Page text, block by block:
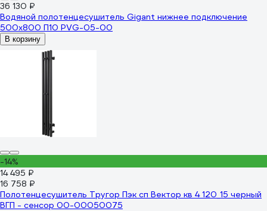
36 130 ₽
Водяной полотенцесушитель Gigant нижнее подключение
500x800 П10 PVG-05-00
В корзину
-14%
14 495 ₽
16 758 ₽
Полотенцесушитель Тругор Пэк сп Вектор кв 4 120_15 черный
ВГП - сенсор 00-00050075